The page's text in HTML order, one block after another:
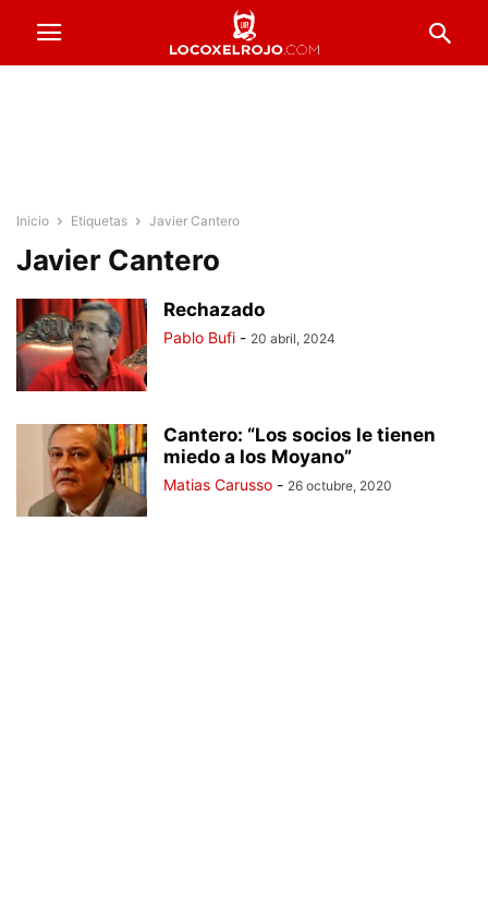
Inicio Etiquetas Javier Cantero
Javier Cantero
Rechazado
Pablo Bufi - 20 abril, 2024
Cantero: “Los socios le tienen
miedo a los Moyano”
Matias Carusso - 26 octubre, 2020